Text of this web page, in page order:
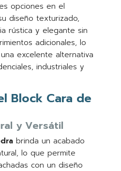
opciones en el
diseño texturizado,
rústica y elegante sin
adicionales, lo
excelente alternativa
industriales y
Block Cara de
y Versátil
brinda un acabado
lo que permite
con un diseño